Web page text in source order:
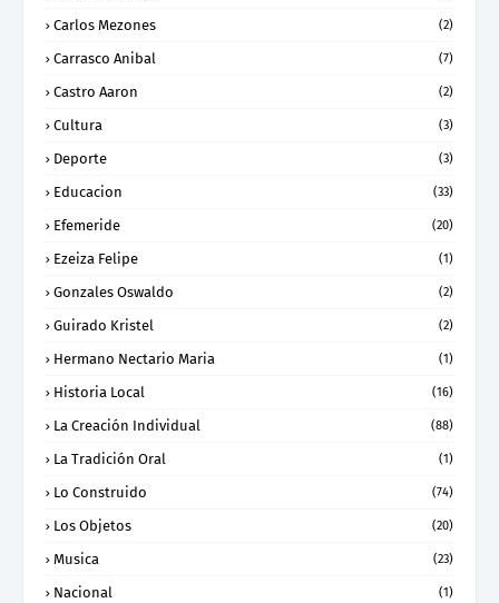
Carlos Mezones (2)
Carrasco Anibal (7)
Castro Aaron (2)
Cultura (3)
Deporte (3)
Educacion (33)
Efemeride (20)
Ezeiza Felipe (1)
Gonzales Oswaldo (2)
Guirado Kristel (2)
Hermano Nectario Maria (1)
Historia Local (16)
La Creación Individual (88)
La Tradición Oral (1)
Lo Construido (74)
Los Objetos (20)
Musica (23)
Nacional (1)